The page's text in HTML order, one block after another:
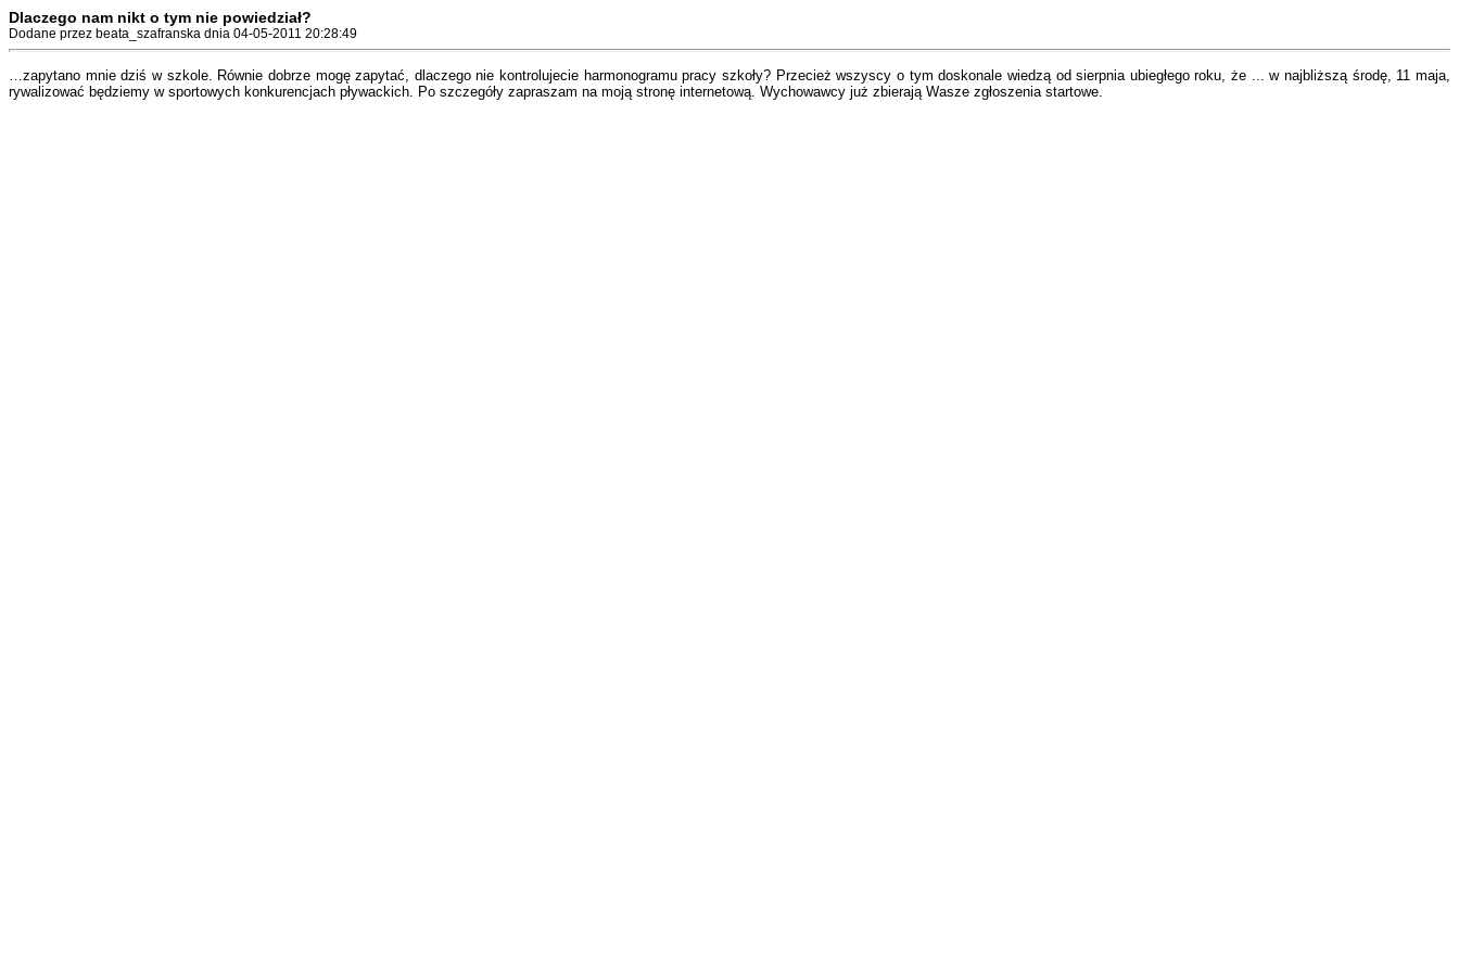
Dlaczego nam nikt o tym nie powiedział?
Dodane przez beata_szafranska dnia 04-05-2011 20:28:49
…zapytano mnie dziś w szkole. Równie dobrze mogę zapytać, dlaczego nie kontrolujecie harmonogramu pracy szkoły? Przecież wszyscy o tym doskonale wiedzą od sierpnia ubiegłego roku, że ... w najbliższą środę, 11 maja,
rywalizować będziemy w sportowych konkurencjach pływackich. Po szczegóły zapraszam na moją stronę internetową. Wychowawcy już zbierają Wasze zgłoszenia startowe.